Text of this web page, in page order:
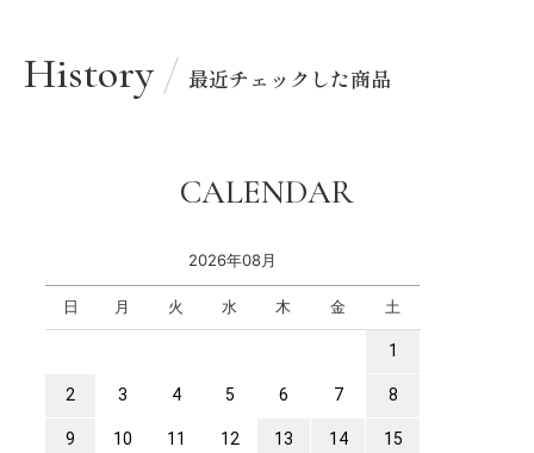
History 最近チェックした商品
CALENDAR